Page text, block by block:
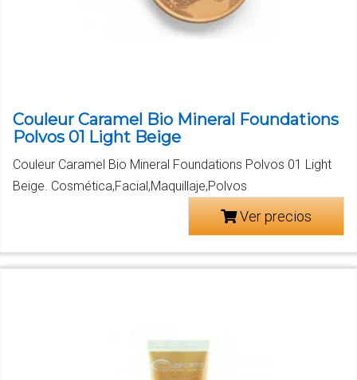
Couleur Caramel Bio Mineral Foundations
Polvos 01 Light Beige
Couleur Caramel Bio Mineral Foundations Polvos 01 Light
Beige. Cosmética,Facial,Maquillaje,Polvos
Ver precios